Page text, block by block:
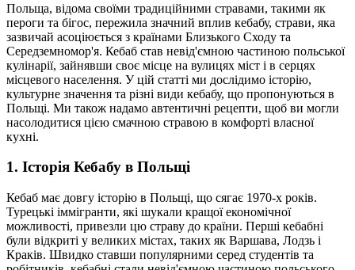
Польща, відома своїми традиційними стравами, такими як
пероги та бігос, пережила значний вплив кебабу, страви, яка
зазвичай асоціюється з країнами Близького Сходу та
Середземномор'я. Кебаб став невід'ємною частиною польської
кулінарії, зайнявши своє місце на вулицях міст і в серцях
місцевого населення. У цій статті ми дослідимо історію,
культурне значення та різні види кебабу, що пропонуються в
Польщі. Ми також надамо автентичні рецепти, щоб ви могли
насолодитися цією смачною стравою в комфорті власної
кухні.
1. Історія Кебабу в Польщі
Кебаб має довгу історію в Польщі, що сягає 1970-х років.
Турецькі іммігранти, які шукали кращої економічної
можливості, привезли цю страву до країни. Перші кебабні
були відкриті у великих містах, таких як Варшава, Лодзь і
Краків. Швидко ставши популярними серед студентів та